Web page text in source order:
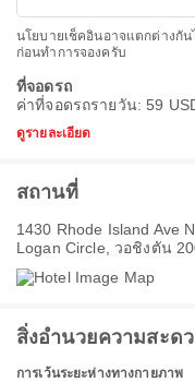
นโยบายเช็คอินอาจแตกต่างกั
ก่อนทำการจองครับ
ที่จอดรถ
ค่าที่จอดรถรายวัน: 59
ดูรายละเอียด
สถานที่
1430 Rhode Island Ave
Logan Circle, วอชิงตัน
สิ่งอำนวยความสะด
การเว้นระยะห่างทางกายภาพ